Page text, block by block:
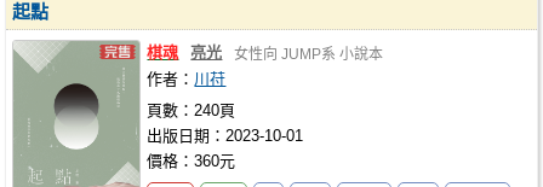
起點
棋魂 亮光 女性向 JUMP系 小說本
作者： 川苻
頁數：240頁
出版日期：2023-10-01
價格：360元